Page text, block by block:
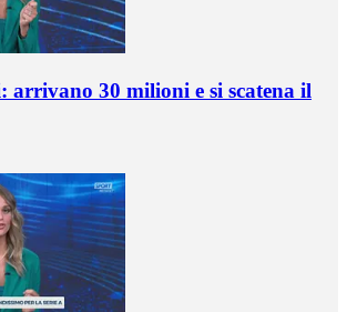
arrivano 30 milioni e si scatena il